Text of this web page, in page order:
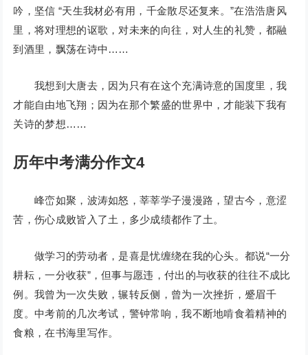
吟，坚信 “天生我材必有用，千金散尽还复来。”在浩浩唐风
里，将对理想的讴歌，对未来的向往，对人生的礼赞，都融
到酒里，飘荡在诗中……
我想到大唐去，因为只有在这个充满诗意的国度里，我
才能自由地飞翔；因为在那个繁盛的世界中，才能装下我有
关诗的梦想……
历年中考满分作文4
峰峦如聚，波涛如怒，莘莘学子漫漫路，望古今，意涩
苦，伤心成败皆入了土，多少成绩都作了土。
做学习的劳动者，是喜是忧缠绕在我的心头。都说“一分
耕耘，一分收获”，但事与愿违，付出的与收获的往往不成比
例。我曾为一次失败，辗转反侧，曾为一次挫折，蹙眉千
度。中考前的几次考试，警钟常响，我不断地啃食着精神的
食粮，在书海里写作。